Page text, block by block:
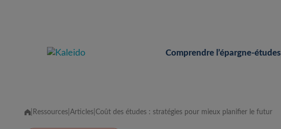
Comprendre l’épargne-études
Ressources Articles Coût des études : stratégies pour mieux planifier le futur